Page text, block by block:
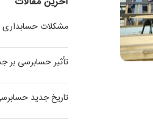
مشکلات
تأثیر حسابرسی بر
تاریخ جدید